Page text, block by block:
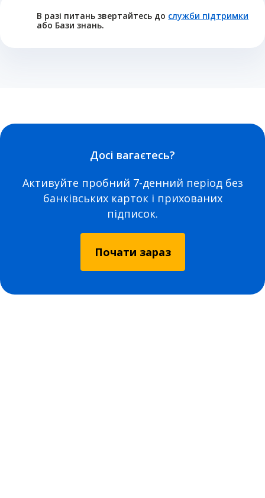
В разі питань звертайтесь до служби підтримки
або Бази знань.
Досі вагаєтесь?
Активуйте пробний 7-денний період без
банківських карток і прихованих
підписок.
Почати зараз